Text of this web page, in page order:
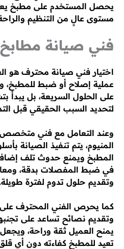
يحصل المستخدم على مطبخ
مستوى عالٍ من التنظيم
فني صيانة مطابخ
اختيار فني صيانة محترف هو
عملية إصلاح أو ضبط للمطبخ،
على الحلول السريعة، بل
لتحديد السبب الحقيقي قبل
وعند التعامل مع فني
المنيوم، يتم تنفيذ الصيانة
المطبخ ويمنع حدوث تلف
في ضبط المفصلات بدقة،
وتقديم حلول تدوم لفترة
كما يحرص الفني المحترف
وتقديم نصائح تساعد على
يمنح العميل ثقة وراحة، ويجعل
تعيد للمطبخ كفاءته دون أي